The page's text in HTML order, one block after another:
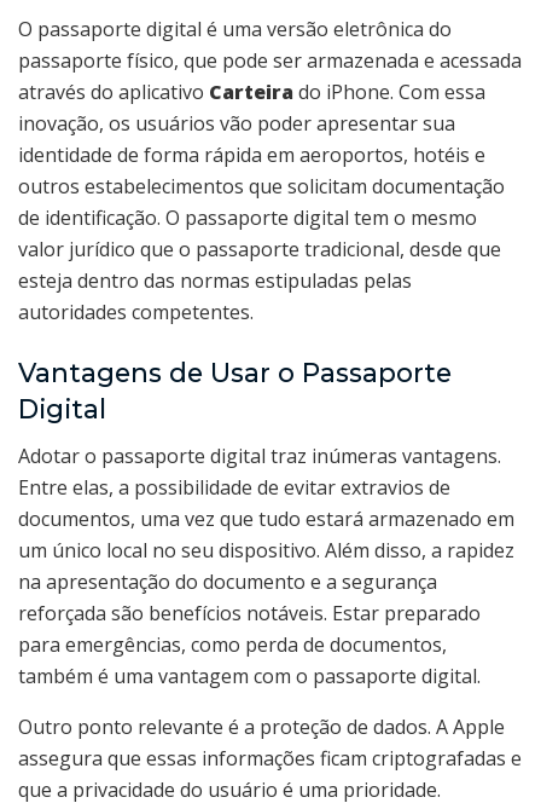
O passaporte digital é uma versão eletrônica do
passaporte físico, que pode ser armazenada e acessada
através do aplicativo Carteira do iPhone. Com essa
inovação, os usuários vão poder apresentar sua
identidade de forma rápida em aeroportos, hotéis e
outros estabelecimentos que solicitam documentação
de identificação. O passaporte digital tem o mesmo
valor jurídico que o passaporte tradicional, desde que
esteja dentro das normas estipuladas pelas
autoridades competentes.
Vantagens de Usar o Passaporte
Digital
Adotar o passaporte digital traz inúmeras vantagens.
Entre elas, a possibilidade de evitar extravios de
documentos, uma vez que tudo estará armazenado em
um único local no seu dispositivo. Além disso, a rapidez
na apresentação do documento e a segurança
reforçada são benefícios notáveis. Estar preparado
para emergências, como perda de documentos,
também é uma vantagem com o passaporte digital.
Outro ponto relevante é a proteção de dados. A Apple
assegura que essas informações ficam criptografadas e
que a privacidade do usuário é uma prioridade.